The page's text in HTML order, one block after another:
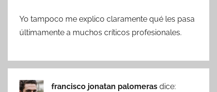
Yo tampoco me explico claramente qué les pasa
últimamente a muchos críticos profesionales.
francisco jonatan palomeras dice: